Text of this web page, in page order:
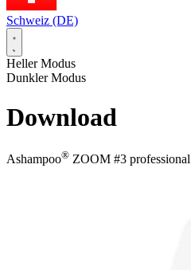
Schweiz (DE)
Heller Modus
Dunkler Modus
Download
Ashampoo® ZOOM #3 professional